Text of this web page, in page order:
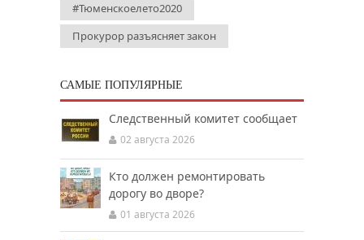
#Тюменскоелето2020
Прокурор разъясняет закон
САМЫЕ ПОПУЛЯРНЫЕ
Следственный комитет сообщает
02 августа 2026
Кто должен ремонтировать
дорогу во дворе?
01 августа 2026